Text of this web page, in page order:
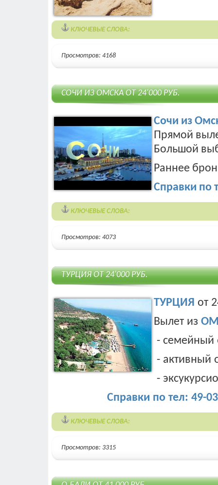
КЛЮЧЕВЫЕ СЛОВА:
Просмотров: 4168
СОЧИ ИЗ ОМСКА ОТ 24'000 РУБ.
Сочи из
Прямой
Большой
Раннее
Справки по
КЛЮЧЕВЫЕ СЛОВА:
Просмотров: 4073
ТУРЦИЯ ОТ 24'000 РУБ.
ТУРЦИЯ от
Вылет из
- семейный
- активный
-
Справки по тел: 49-
КЛЮЧЕВЫЕ СЛОВА:
Просмотров: 3315